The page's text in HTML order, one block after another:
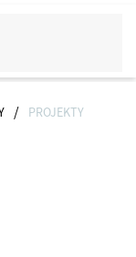
PROJEKTY